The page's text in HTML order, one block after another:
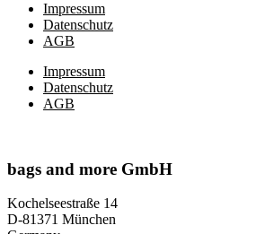
Impressum
Datenschutz
AGB
Impressum
Datenschutz
AGB
bags and more GmbH
Kochelseestraße 14
D-81371 München